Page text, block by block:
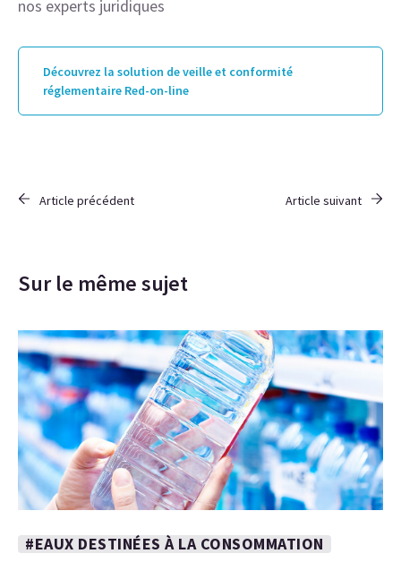
nos experts juridiques
Découvrez la solution de veille et conformité
réglementaire Red-on-line
Article précédent Article suivant
Sur le même sujet
#EAUX DESTINÉES À LA CONSOMMATION